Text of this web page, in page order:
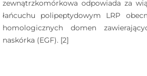
zewnątrzkomórkowa odpowiada za
łańcuchu polipeptydowym LRP
homologicznych domen
naskórka (EGF). [2]